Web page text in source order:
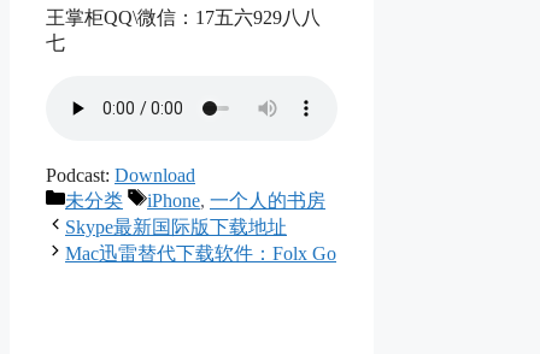
王掌柜QQ\微信：17五六929八八
七
Podcast: Download
Categories
未分类 Tags
iPhone, 一个人的书房
Skype最新国际版下载地址
Mac迅雷替代下载软件：Folx Go